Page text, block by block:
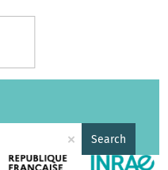
× Search